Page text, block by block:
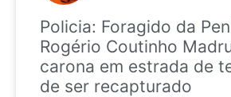
Policia: Foragido da
Rogério Coutinho
carona em estrada de
de ser recapturado